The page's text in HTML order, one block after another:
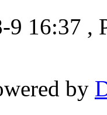
9 16:37 ,
by